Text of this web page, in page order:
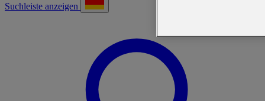
Suchleiste anzeigen